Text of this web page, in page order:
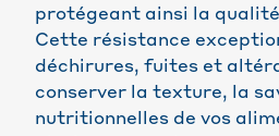
protégeant ainsi la
Cette résistance
déchirures, fuites et
conserver la texture, la
nutritionnelles de vos